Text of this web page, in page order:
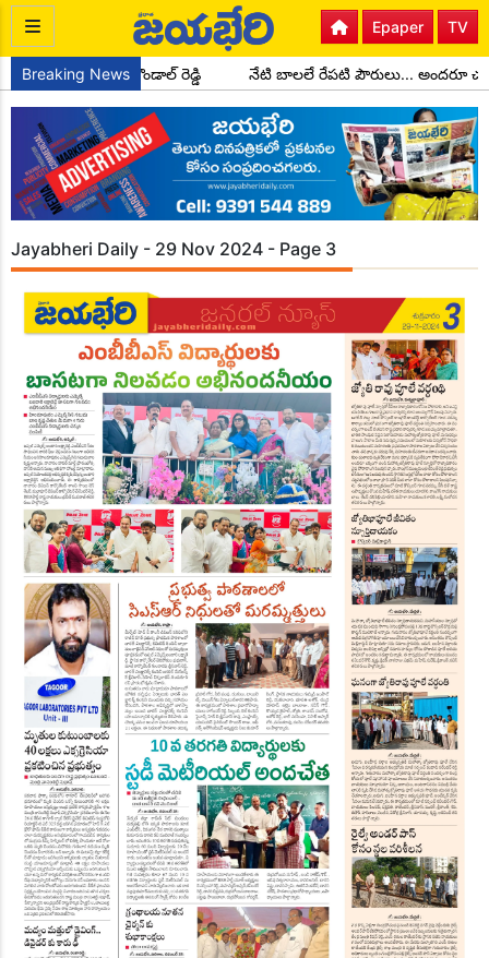
TV
Epaper
Breaking News
అధ్యక్షులుగా చాడ కొండాల్ రెడ్డి నేటి బాలలే రేపటి పౌరులు... అందరూ
Jayabheri Daily - 29 Nov 2024 - Page 3